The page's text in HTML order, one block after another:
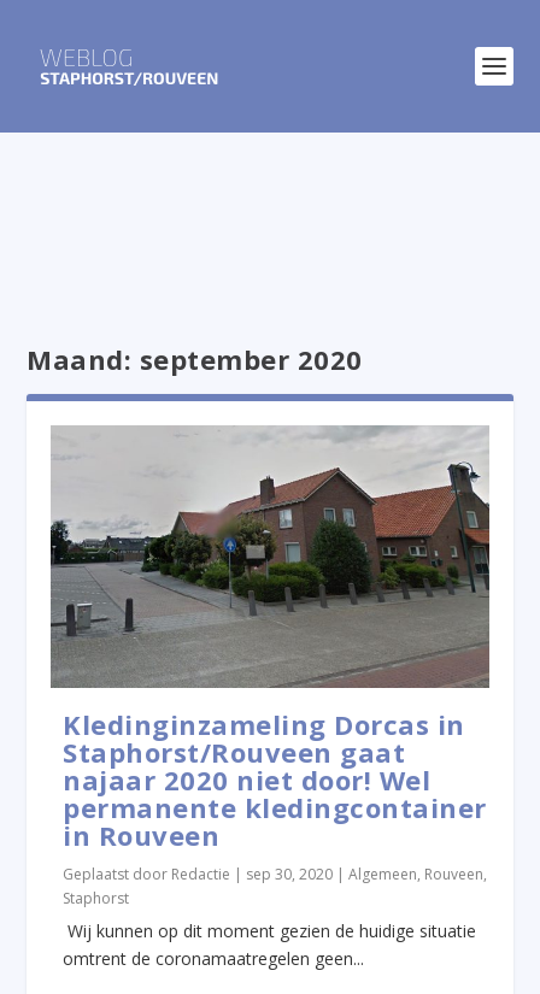
Maand: september 2020
Kledinginzameling Dorcas in
Staphorst/Rouveen gaat
najaar 2020 niet door! Wel
permanente kledingcontainer
in Rouveen
Geplaatst door Redactie | sep 30, 2020 |Algemeen, Rouveen,
Staphorst
Wij kunnen op dit moment gezien de huidige situatie
omtrent de coronamaatregelen geen...